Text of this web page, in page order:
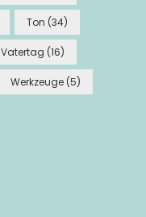
Ton (34)
Vatertag (16)
Werkzeuge (5)